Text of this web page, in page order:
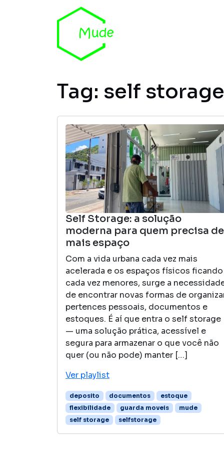
Tag: self storage
Self Storage: a solução
moderna para quem precisa de
mais espaço
Com a vida urbana cada vez mais
acelerada e os espaços físicos ficando
cada vez menores, surge a
de encontrar novas formas de
pertences pessoais, documentos e
estoques. É aí que entra o self storage
— uma solução prática, acessível e
segura para armazenar o que você não
quer (ou não pode) manter […]
Ver playlist
deposito documentos
estoque
flexibilidade
guarda moveis
mude
self storage
selfstorage